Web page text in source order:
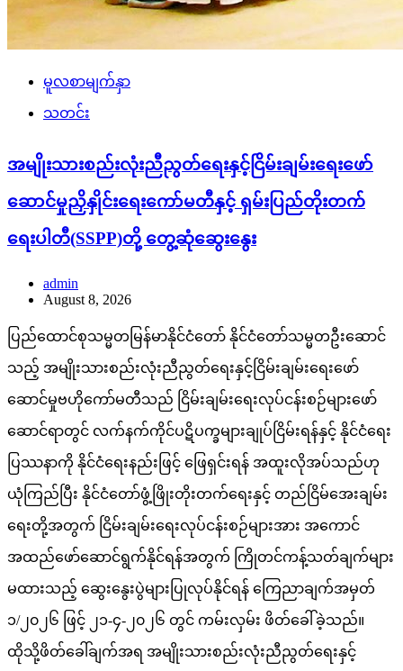
မူလစာမျက်နှာ
သတင်း
အမျိုးသားစည်းလုံးညီညွတ်ရေးနှင့်ငြိမ်းချမ်းရေးဖော်
ဆောင်မှုညှိနှိုင်းရေးကော်မတီနှင့် ရှမ်းပြည်တိုးတက်
ရေးပါတီ(SSPP)တို့ တွေ့ဆုံဆွေးနွေး
admin
August 8, 2026
ပြည်ထောင်စုသမ္မတမြန်မာနိုင်ငံတော် နိုင်ငံတော်သမ္မတဦးဆောင်
သည့် အမျိုးသားစည်းလုံးညီညွတ်ရေးနှင့်ငြိမ်းချမ်းရေးဖော်
ဆောင်မှုဗဟိုကော်မတီသည် ငြိမ်းချမ်းရေးလုပ်ငန်းစဉ်များဖော်
ဆောင်ရာတွင် လက်နက်ကိုင်ပဋိပက္ခများချုပ်ငြိမ်းရန်နှင့် နိုင်ငံရေး
ပြဿနာကို နိုင်ငံရေးနည်းဖြင့် ဖြေရှင်းရန် အထူးလိုအပ်သည်ဟု
ယုံကြည်ပြီး နိုင်ငံတော်ဖွံ့ဖြိုးတိုးတက်ရေးနှင့် တည်ငြိမ်အေးချမ်း
ရေးတို့အတွက် ငြိမ်းချမ်းရေးလုပ်ငန်းစဉ်များအား အကောင်
အထည်ဖော်ဆောင်ရွက်နိုင်ရန်အတွက် ကြိုတင်ကန့်သတ်ချက်များ
မထားသည့် ဆွေးနွေးပွဲများပြုလုပ်နိုင်ရန် ကြေညာချက်အမှတ်
၁/၂၀၂၆ ဖြင့် ၂၁-၄-၂၀၂၆ တွင် ကမ်းလှမ်း ဖိတ်ခေါ်ခဲ့သည်။
ထိုသို့ဖိတ်ခေါ်ချက်အရ အမျိုးသားစည်းလုံးညီညွတ်ရေးနှင့်